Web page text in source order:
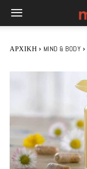
ΑΡΧΙΚΉ MIND & BODY